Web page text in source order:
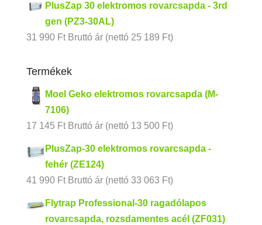
was:
1
650 Ft.
PlusZap 30 elektromos rovarcsapda - 3rd
gen (PZ3-30AL)
31 990 Ft Bruttó ár (nettó 25 189 Ft)
Termékek
Moel Geko elektromos rovarcsapda (M-
7106)
17 145 Ft Bruttó ár (nettó 13 500 Ft)
PlusZap-30 elektromos rovarcsapda -
fehér (ZE124)
41 990 Ft Bruttó ár (nettó 33 063 Ft)
Flytrap Professional-30 ragadólapos
rovarcsapda, rozsdamentes acél (ZF031)